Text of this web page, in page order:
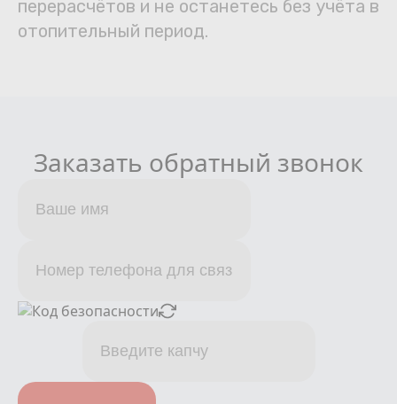
перерасчётов и не останетесь без учёта в
отопительный период.
Заказать обратный звонок